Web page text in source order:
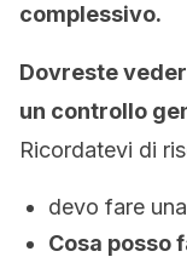
complessivo.
Dovreste
un controllo
Ricordatevi di
devo fare
Cosa posso